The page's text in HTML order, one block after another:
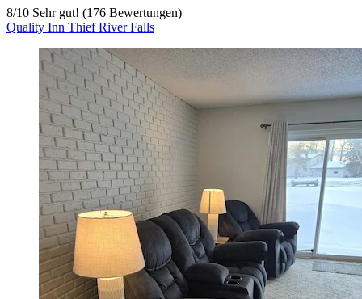
8/10 Sehr gut! (176 Bewertungen)
Quality Inn Thief River Falls